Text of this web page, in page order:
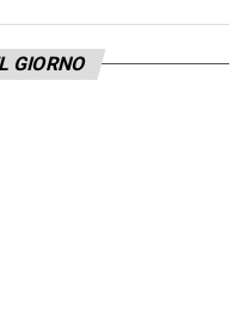
sacrificato in
di aver
GIORNO